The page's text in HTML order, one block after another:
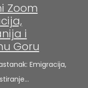
Zoom
i
Goru
Emigracija,